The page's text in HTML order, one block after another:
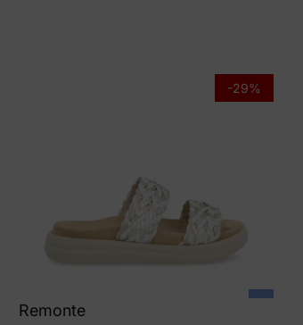
-29%
Remonte